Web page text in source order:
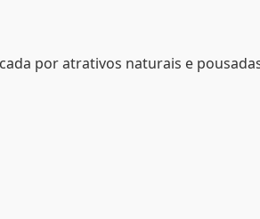
por atrativos naturais e